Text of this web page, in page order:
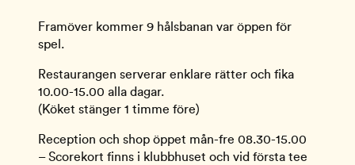
Framöver kommer 9 hålsbanan var öppen för
spel.
Restaurangen serverar enklare rätter och fika
10.00-15.00 alla dagar.
(Köket stänger 1 timme före)
Reception och shop öppet mån-fre 08.30-15.00
– Scorekort finns i klubbhuset och vid första tee